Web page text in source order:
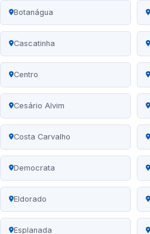
Botanágua
Cascatinha
Centro
Cesário Alvim
Costa Carvalho
Democrata
Eldorado
Esplanada